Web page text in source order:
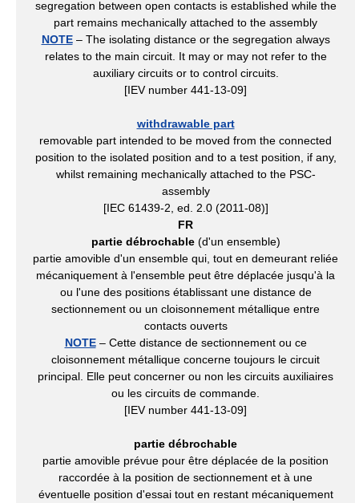
segregation between open contacts is established while the
part remains mechanically attached to the assembly
NOTE– The isolating distance or the segregation always
relates to the main circuit. It may or may not refer to the
auxiliary circuits or to control circuits.
[IEV number 441-13-09]
withdrawable part
removable part intended to be moved from the connected
position to the isolated position and to a test position, if any,
whilst remaining mechanically attached to the PSC-
assembly
[IEC 61439-2, ed. 2.0 (2011-08)]
FR
partie débrochable(d'un ensemble)
partie amovible d'un ensemble qui, tout en demeurant reliée
mécaniquement à l'ensemble peut être déplacée jusqu'à la
ou l'une des positions établissant une distance de
sectionnement ou un cloisonnement métallique entre
contacts ouverts
NOTE– Cette distance de sectionnement ou ce
cloisonnement métallique concerne toujours le circuit
principal. Elle peut concerner ou non les circuits auxiliaires
ou les circuits de commande.
[IEV number 441-13-09]
partie débrochable
partie amovible prévue pour être déplacée de la position
raccordée à la position de sectionnement et à une
éventuelle position d'essai tout en restant mécaniquement